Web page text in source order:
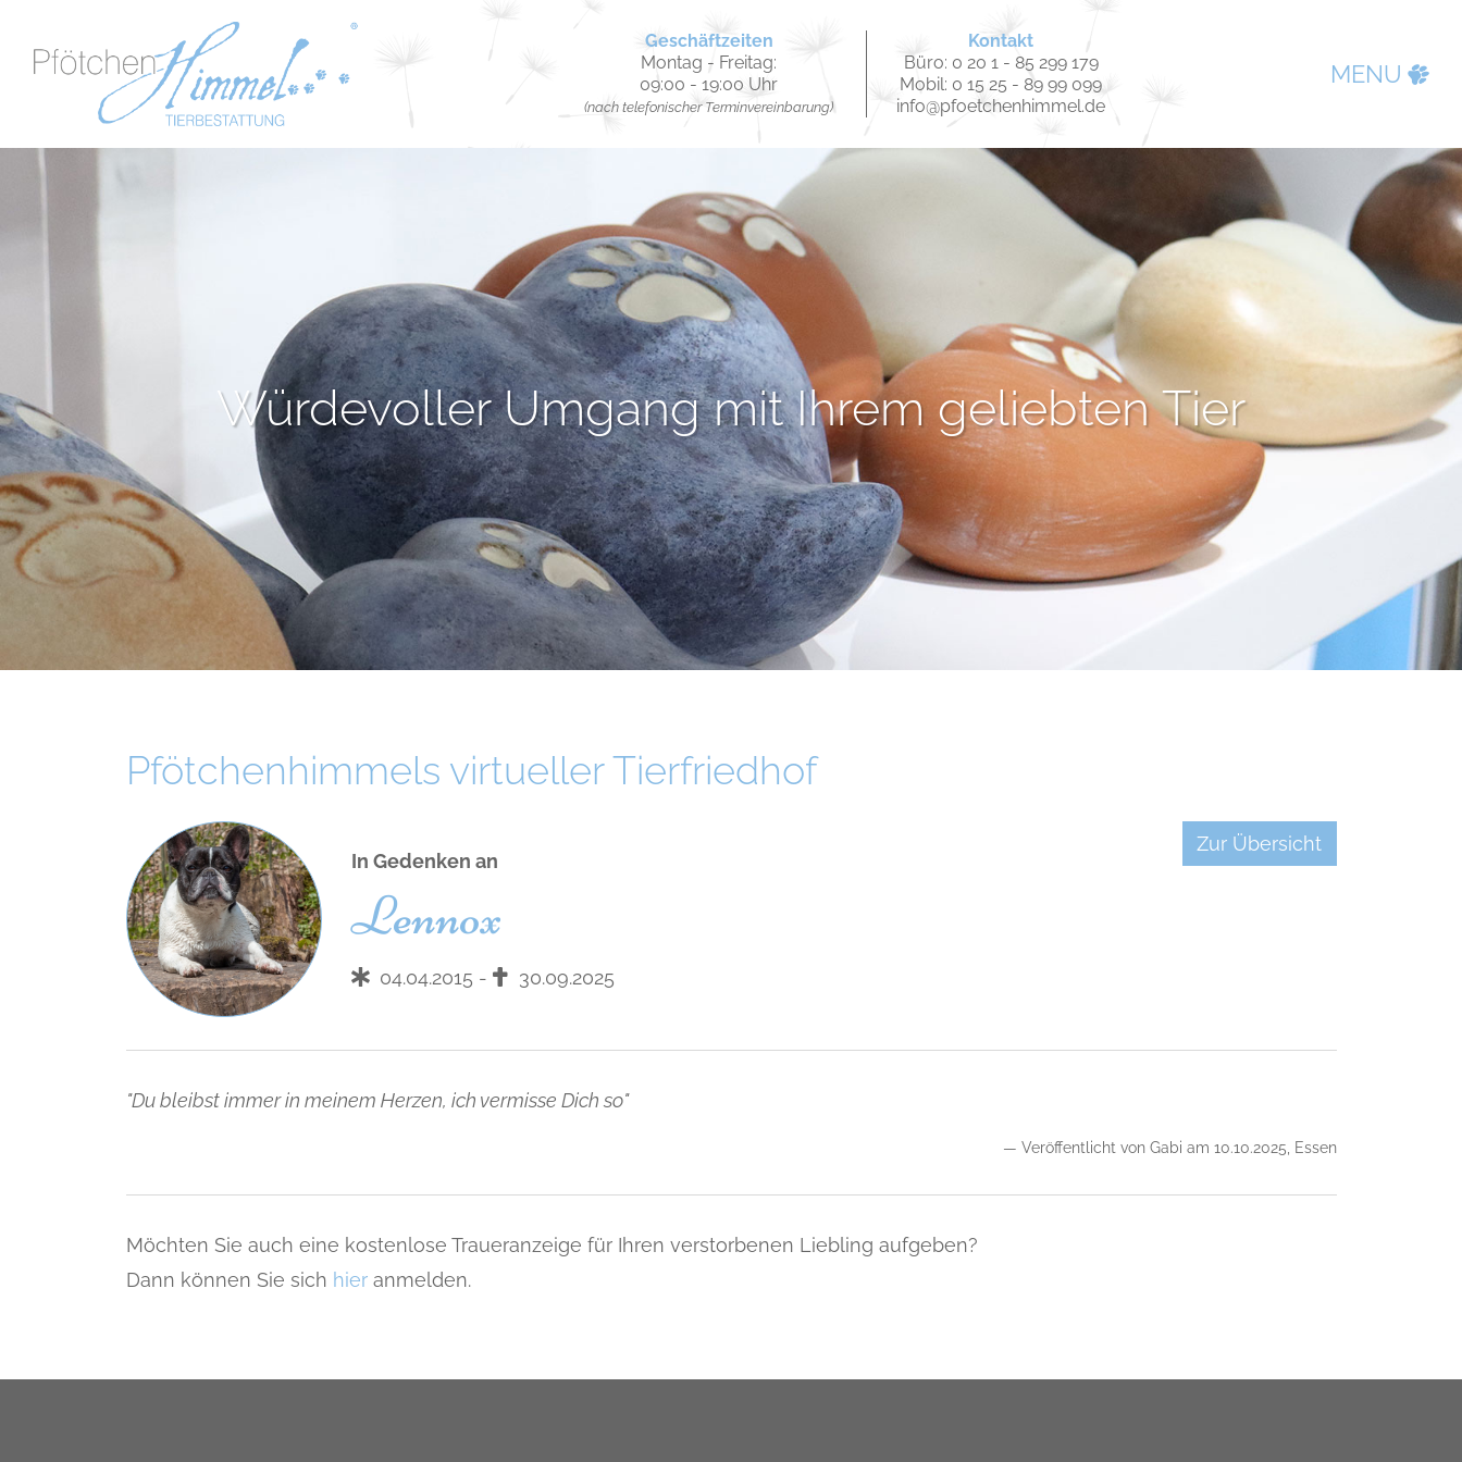
Geschäftzeiten
Montag - Freitag:
09:00 - 19:00 Uhr
(nach telefonischer Terminvereinbarung)
Kontakt
Büro: 0 20 1 - 85 299 179
Mobil: 0 15 25 - 89 99 099
info@pfoetchenhimmel.de
MENU
Würdevoller Umgang mit Ihrem geliebten Tier
Pfötchenhimmels virtueller Tierfriedhof
In Gedenken an
Lennox
04.04.2015 - 30.09.2025
Zur Übersicht
"Du bleibst immer in meinem Herzen, ich vermisse Dich so"
— Veröffentlicht von Gabi am 10.10.2025, Essen
Möchten Sie auch eine kostenlose Traueranzeige für Ihren verstorbenen Liebling aufgeben?
Dann können Sie sich hieranmelden.